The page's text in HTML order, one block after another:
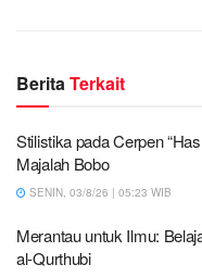
BeritaTerkait
Stilistika pada Cerpen
Majalah Bobo
SENIN, 03/8/26 | 05:23 WIB
Merantau untuk Ilmu:
al-Qurthubi